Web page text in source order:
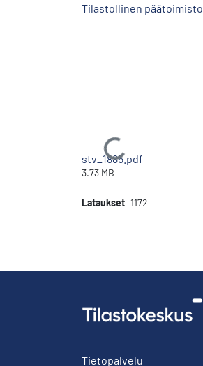
Tilastollinen päätoimisto
Ladataan...
stv_1885.pdf
3.73 MB
Lataukset 1172
Tietopalvelu